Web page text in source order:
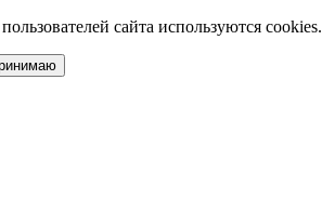
сайта используются cookies.